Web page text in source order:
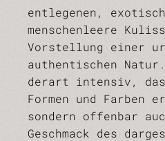
entlegenen,
menschenleere
Vorstellung einer
authentischen
derart intensiv,
Formen und Farben
sondern offenbar
Geschmack des